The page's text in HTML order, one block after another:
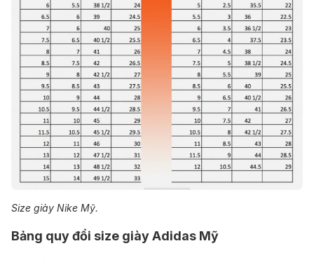
Size giày Nike Mỹ.
Bảng quy đổi size giày Adidas Mỹ